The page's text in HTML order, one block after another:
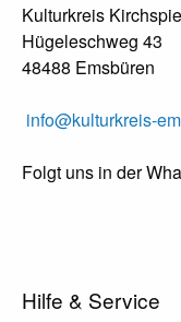
Kulturkreis
Hügeleschweg 43
48488 Emsbüren
info@kulturkreis-
Folgt uns in der
Hilfe & Service